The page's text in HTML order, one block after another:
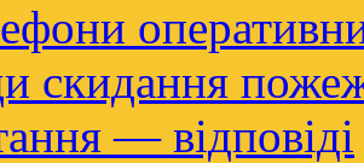
скидання
— відповіді